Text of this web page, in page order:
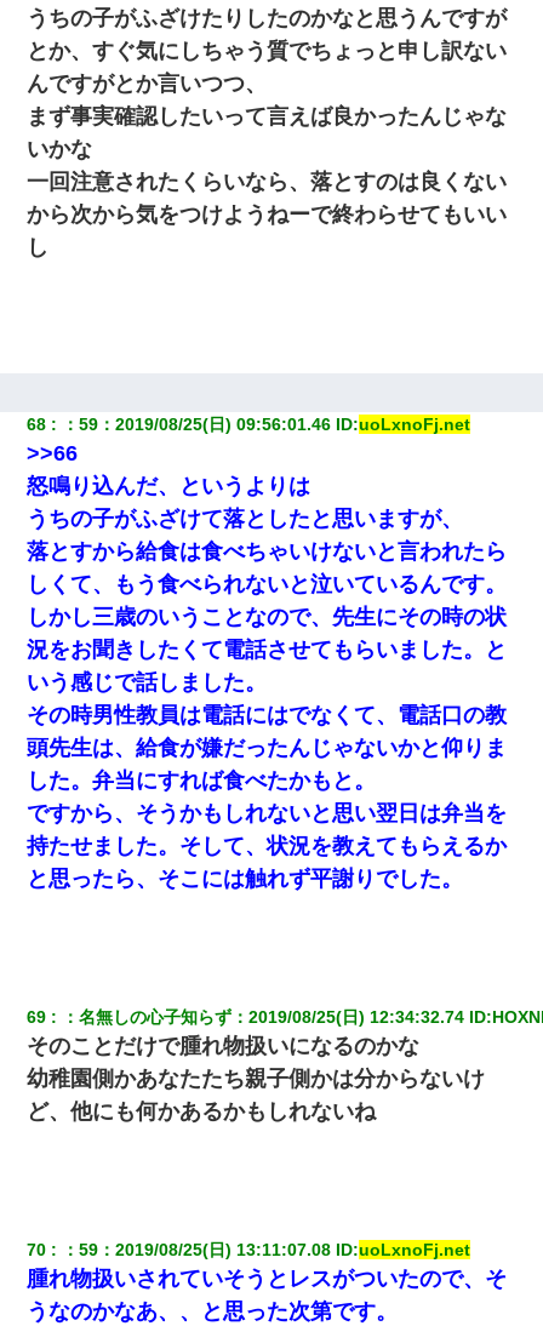
うちの子がふざけたりしたのかなと思うんですが
とか、すぐ気にしちゃう質でちょっと申し訳ない
んですがとか言いつつ、
まず事実確認したいって言えば良かったんじゃな
いかな
一回注意されたくらいなら、落とすのは良くない
から次から気をつけようねーで終わらせてもいい
し
68 ：59 ：2019/08/25(日) 09:56:01.46 ID:uoLxnoFj.net
>>66
怒鳴り込んだ、というよりは
うちの子がふざけて落としたと思いますが、
落とすから給食は食べちゃいけないと言われたら
しくて、もう食べられないと泣いているんです。
しかし三歳のいうことなので、先生にその時の状
況をお聞きしたくて電話させてもらいました。と
いう感じで話しました。
その時男性教員は電話にはでなくて、電話口の教
頭先生は、給食が嫌だったんじゃないかと仰りま
した。弁当にすれば食べたかもと。
ですから、そうかもしれないと思い翌日は弁当を
持たせました。そして、状況を教えてもらえるか
と思ったら、そこには触れず平謝りでした。
69 ：名無しの心子知らず ：2019/08/25(日) 12:34:32.74 ID:
そのことだけで腫れ物扱いになるのかな
幼稚園側かあなたたち親子側かは分からないけ
ど、他にも何かあるかもしれないね
70 ：59 ：2019/08/25(日) 13:11:07.08 ID:uoLxnoFj.net
腫れ物扱いされていそうとレスがついたので、そ
うなのかなあ、、と思った次第です。